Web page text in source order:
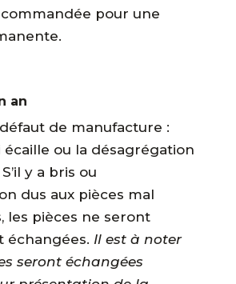
pour une
an
de manufacture :
ou la désagrégation
y a bris ou
dus aux pièces mal
les pièces ne seront
échangées. Il est à noter
seront échangées